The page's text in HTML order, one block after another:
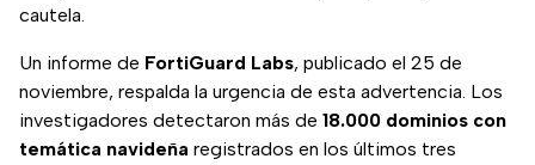
cautela.
Un informe de FortiGuard Labs, publicado el 25 de
noviembre, respalda la urgencia de esta advertencia. Los
investigadores detectaron más de 18.000 dominios con
temática navideña registrados en los últimos tres